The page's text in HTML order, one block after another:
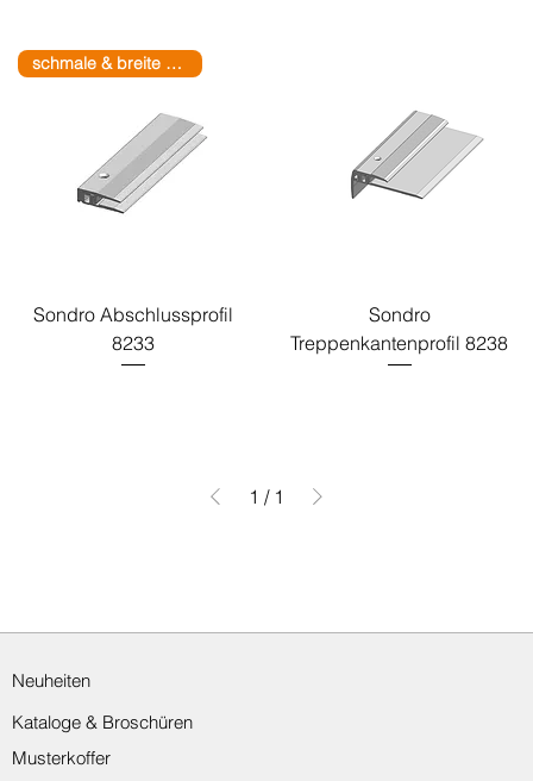
schmale & breite Basis
Sondro Abschlussprofil
8233
Sondro
Treppenkantenprofil 8238
1 / 1
Kataloge & Broschüren
Neuheiten
Musterkoffer